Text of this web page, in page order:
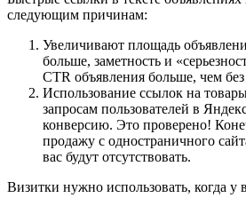
следующим причинам:
Увеличивают площадь
больше, заметность и
CTR объявления больше, чем
Использование ссылок на
запросам пользователей в
конверсию. Это проверено!
продажу с одностраничного
вас будут отсутствовать.
Визитки нужно использовать, когда у